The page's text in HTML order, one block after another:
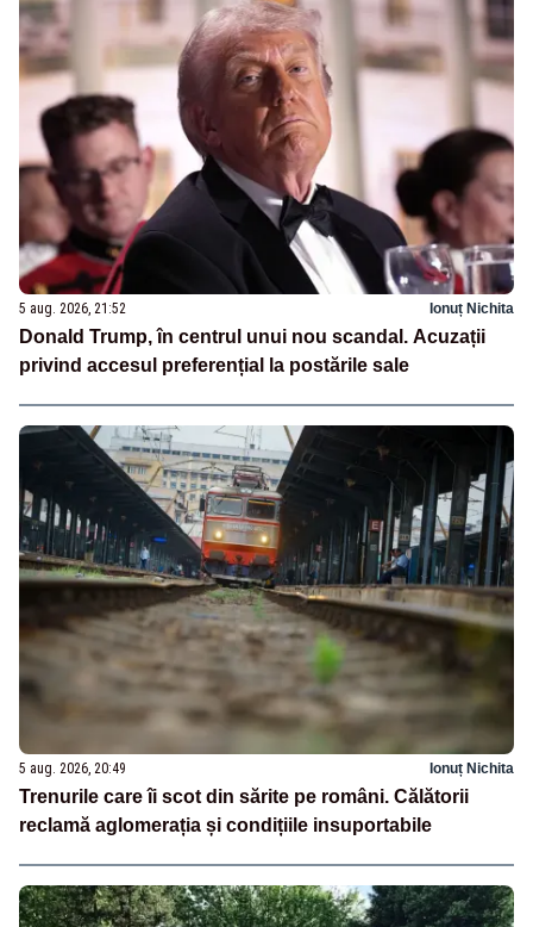
5 aug. 2026, 21:52 Ionuț Nichita
Donald Trump, în centrul unui nou scandal. Acuzații
privind accesul preferențial la postările sale
5 aug. 2026, 20:49 Ionuț Nichita
Trenurile care îi scot din sărite pe români. Călătorii
reclamă aglomerația și condițiile insuportabile